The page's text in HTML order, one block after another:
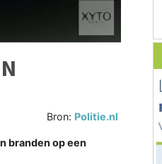
Bron: Politie.nl
branden op een